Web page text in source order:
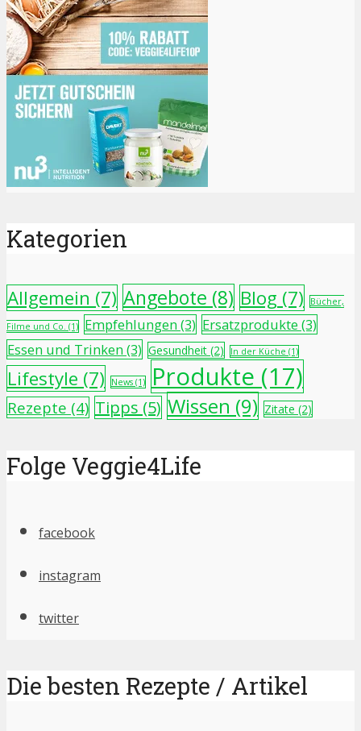
Kategorien
Allgemein (7) Angebote (8) Blog (7) Bücher,
Filme und Co. (1) Empfehlungen(3) Ersatzprodukte (3)
Essen und Trinken(3) Gesundheit (2) In der Küche (1)
Lifestyle (7) News (1) Produkte (17)
Rezepte (4) Tipps (5) Wissen (9) Zitate (2)
Folge Veggie4Life
facebook
instagram
twitter
Die besten Rezepte / Artikel